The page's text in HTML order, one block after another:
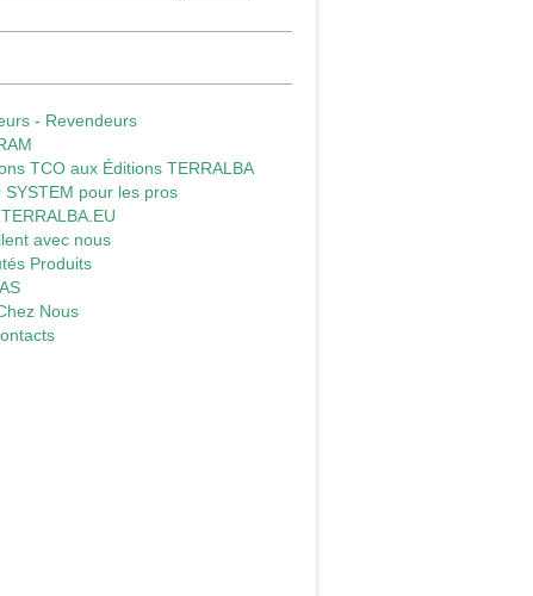
- Revendeurs
TCO aux Éditions TERRALBA
SYSTEM pour les pros
avec nous
Produits
Nous